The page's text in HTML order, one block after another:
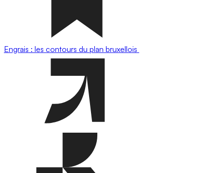
Engrais : les contours du plan bruxellois